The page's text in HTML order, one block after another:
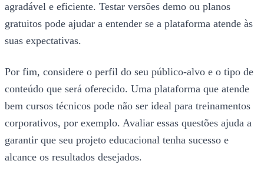
agradável e eficiente. Testar versões demo ou planos
gratuitos pode ajudar a entender se a plataforma atende às
suas expectativas.
Por fim, considere o perfil do seu público-alvo e o tipo de
conteúdo que será oferecido. Uma plataforma que atende
bem cursos técnicos pode não ser ideal para treinamentos
corporativos, por exemplo. Avaliar essas questões ajuda a
garantir que seu projeto educacional tenha sucesso e
alcance os resultados desejados.